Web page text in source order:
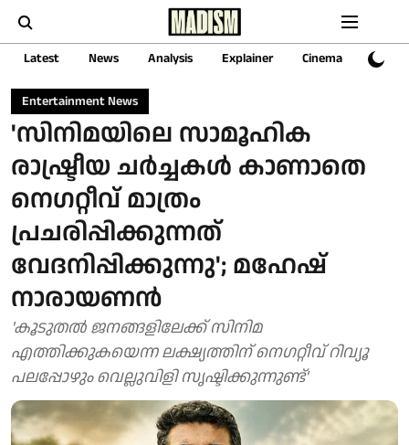
Latest News Analysis Explainer Cinema Sports
Entertainment News
'സിനിമയിലെ സാമൂഹിക
രാഷ്ട്രീയ ചർച്ചകൾ കാണാതെ
നെഗറ്റീവ് മാത്രം
പ്രചരിപ്പിക്കുന്നത്
വേദനിപ്പിക്കുന്നു'; മഹേഷ്
നാരായണൻ
'കൂടുതൽ ജനങ്ങളിലേക്ക് സിനിമ
എത്തിക്കുകയെന്ന ലക്ഷ്യത്തിന് നെഗറ്റീവ് റിവ്യൂ
പലപ്പോഴും വെല്ലുവിളി സൃഷ്ടിക്കുന്നുണ്ട്'